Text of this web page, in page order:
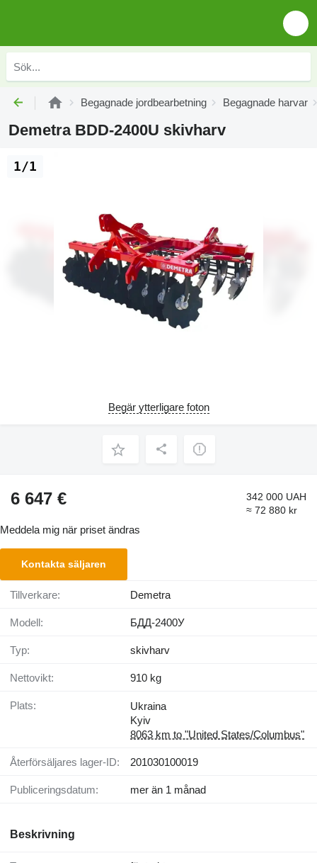
Begagnade jordbearbetning Begagnade harvar
Demetra BDD-2400U skivharv
1/1
Begär ytterligare foton
6 647 €
342 000 UAH
≈ 72 880 kr
Meddela mig när priset ändras
Kontakta säljaren
Tillverkare: Demetra
Modell: БДД-2400У
Typ: skivharv
Nettovikt: 910 kg
Plats:
Ukraina
Kyiv
8063 km to "United States/Columbus"
Återförsäljares lager-ID: 201030100019
Publiceringsdatum: mer än 1 månad
Beskrivning